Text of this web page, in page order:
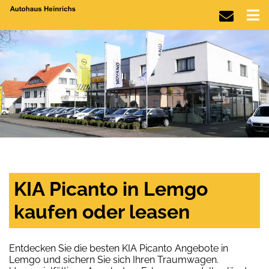
KIA Picanto in Lemgo
kaufen oder leasen
Entdecken Sie die besten KIA Picanto Angebote in
Lemgo und sichern Sie sich Ihren Traumwagen.